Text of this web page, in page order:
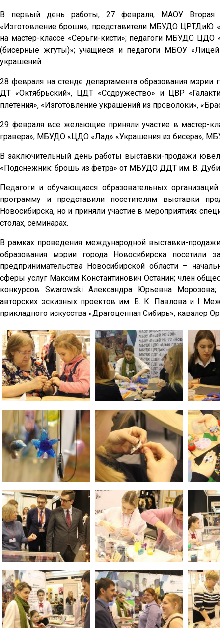
В первый день работы, 27 февраля, МАОУ Вторая
«Изготовление броши»; представители МБУДО ЦРТДиЮ
на мастер-классе «Серьги-кисти»; педагоги МБУДО ЦДО
(бисерные жгуты)»; учащиеся и педагоги МБОУ
украшений.
28 февраля на стенде департамента образования мэрии
ДТ «Октябрьский», ЦДТ «Содружество» и ЦВР
плетения», «Изготовление украшений из проволоки»,
29 февраля все желающие приняли участие в мастер-
гравера»; МБУДО «ЦДО «Лад» «Украшения из бисера»,
В заключительный день работы выставки-продажи
«Подснежник: брошь из фетра» от МБУДО ДДТ им. В.
Педагоги и обучающиеся образовательных
программу и представили посетителям выставки
Новосибирска, но и приняли участие в мероприятиях
столах, семинарах.
В рамках проведения международной выставки-
образования мэрии города Новосибирска посетили
предпринимательства Новосибирской области –
сферы услуг Максим Константинович Останин; член
конкурсов Swarowski Александра Юрьевна
авторских эскизных проектов им. В. К. Павлова и I
прикладного искусства «Драгоценная Сибирь», кавалер